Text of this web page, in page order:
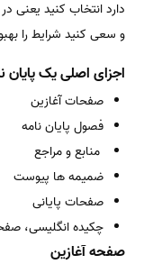
دارد انتخاب کنید یعنی
و سعی کنید شرایط را
اجزای اصلی یک پایان
صفحات آغازین
فصول پایان نامه
منابع و مراجع
ضمیمه ها پیوست
صفحات پایانی
چکیده انگلیسی،
صفحه آغازین